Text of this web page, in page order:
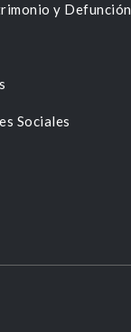
y Defunción
Sociales